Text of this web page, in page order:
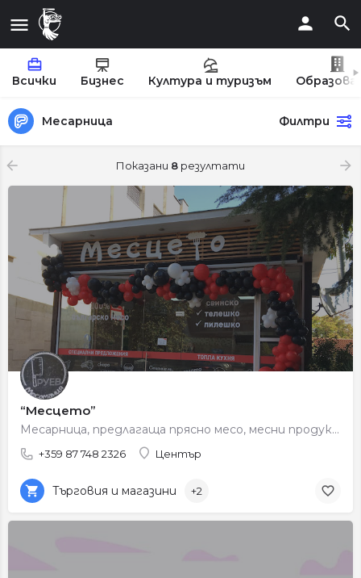
Всички Бизнес Култура и туризъм
Месарница Филтри
Показани 8 резултати
“Месцето”
Месарница, предлагаща прясно месо, месни продукти и специалитети с гарантирано качество.
+359 87 748 2326 Център
Търговия и магазини +2